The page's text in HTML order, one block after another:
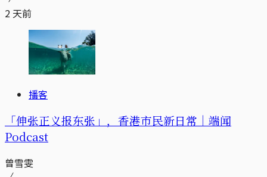
2 天前
播客
「伸张正义报东张」，香港市民新日常｜端闻
Podcast
曾雪雯